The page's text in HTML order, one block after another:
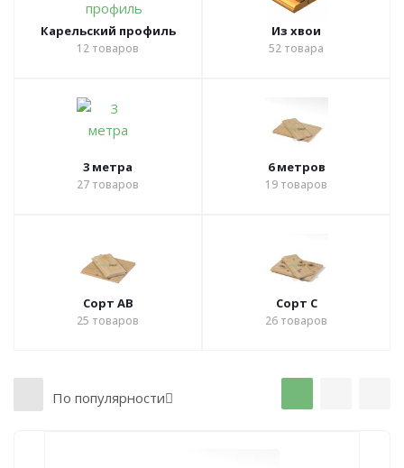
Карельский профиль
12 товаров
Из хвои
52 товара
3 метра
27 товаров
6 метров
19 товаров
Сорт АВ
25 товаров
Сорт С
26 товаров
По популярности